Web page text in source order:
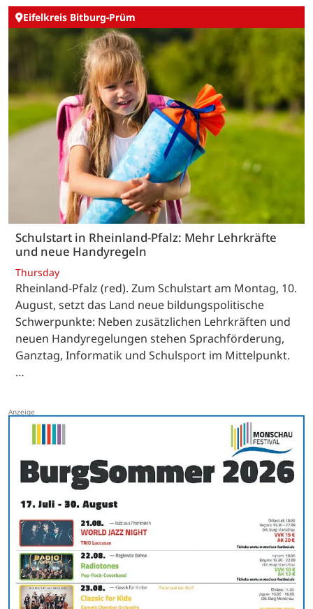
Eifelkreis Bitburg-Prüm
Schulstart in Rheinland-Pfalz: Mehr Lehrkräfte
und neue Handyregeln
Thursday
Rheinland-Pfalz (red). Zum Schulstart am Montag, 10.
August, setzt das Land neue bildungspolitische
Schwerpunkte: Neben zusätzlichen Lehrkräften und
neuen Handyregelungen stehen Sprachförderung,
Ganztag, Informatik und Schulsport im Mittelpunkt.
…